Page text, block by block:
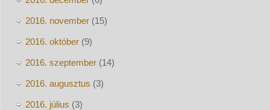
2016. november(15)
2016. október(9)
2016. szeptember(14)
2016. augusztus (3)
2016. július (3)